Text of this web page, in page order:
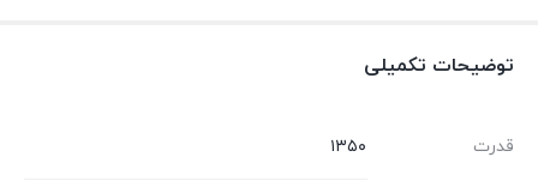
توضیحات تکمیلی
قدرت ۱۳۵۰